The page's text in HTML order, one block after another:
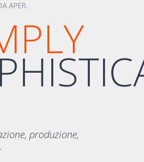
APER.
produzione,